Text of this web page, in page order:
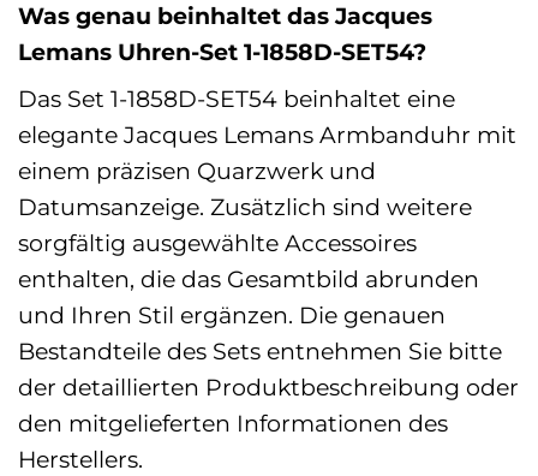
Was genau beinhaltet das Jacques
Lemans Uhren-Set 1-1858D-SET54?
Das Set 1-1858D-SET54 beinhaltet eine
elegante Jacques Lemans Armbanduhr mit
einem präzisen Quarzwerk und
Datumsanzeige. Zusätzlich sind weitere
sorgfältig ausgewählte Accessoires
enthalten, die das Gesamtbild abrunden
und Ihren Stil ergänzen. Die genauen
Bestandteile des Sets entnehmen Sie bitte
der detaillierten Produktbeschreibung oder
den mitgelieferten Informationen des
Herstellers.